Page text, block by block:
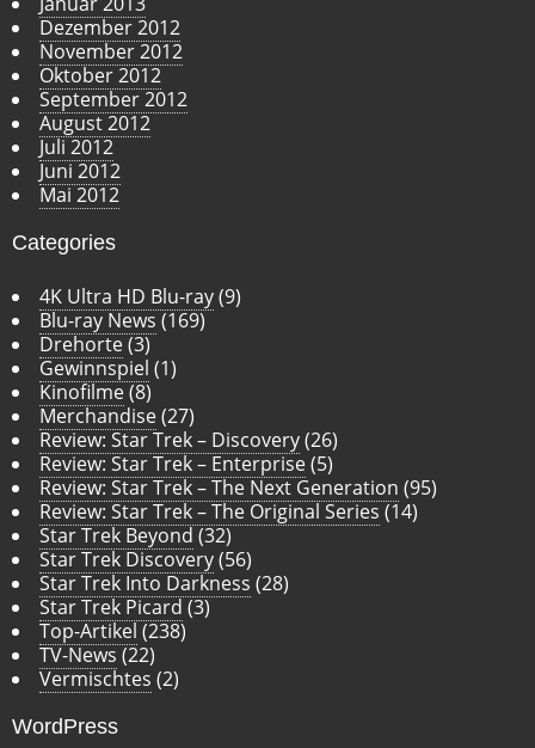
Dezember 2012
November 2012
Oktober 2012
September 2012
August 2012
Juli 2012
Juni 2012
Mai 2012
Categories
4K Ultra HD Blu-ray(9)
Blu-ray News (169)
Drehorte(3)
Gewinnspiel (1)
Kinofilme(8)
Merchandise(27)
Review: Star Trek – Discovery(26)
Review: Star Trek – Enterprise(5)
Review: Star Trek – The Next Generation (95)
Review: Star Trek – The Original Series (14)
Star Trek Beyond (32)
Star Trek Discovery(56)
Star Trek Into Darkness (28)
Star Trek Picard (3)
Top-Artikel (238)
TV-News (22)
Vermischtes (2)
WordPress